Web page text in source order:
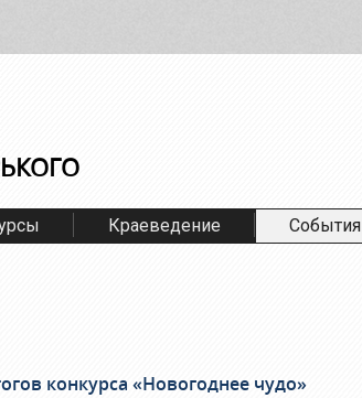
Краеведение События
конкурса «Новогоднее чудо»